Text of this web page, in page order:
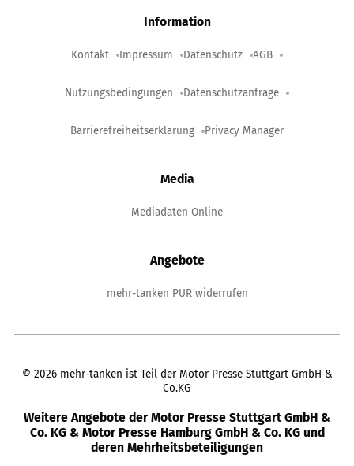
Information
Kontakt Impressum Datenschutz AGB
Nutzungsbedingungen Datenschutzanfrage
Barrierefreiheitserklärung Privacy Manager
Media
Mediadaten Online
Angebote
mehr-tanken PUR widerrufen
© 2026 mehr-tanken ist Teil der Motor Presse Stuttgart GmbH &
Co.KG
Weitere Angebote der Motor Presse Stuttgart GmbH &
Co. KG & Motor Presse Hamburg GmbH & Co. KG und
deren Mehrheitsbeteiligungen